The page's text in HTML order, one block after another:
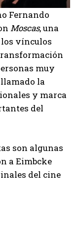
Fernando
Moscas, una
vínculos
muy
la
y marca
del
son algunas
a Eimbcke
del cine